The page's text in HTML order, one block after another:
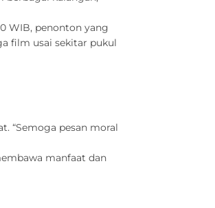
WIB, penonton yang
film usai sekitar pukul
“Semoga pesan moral
manfaat dan